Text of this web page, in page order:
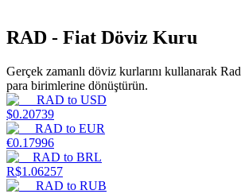
Power Piggy
Günlük rekabetçi ödüller kazanın
RAD - Fiat Döviz Kuru
Gerçek zamanlı döviz kurlarını kullanarak
para birimlerine dönüştürün.
RAD to USD
$0.20739
RAD to EUR
€0.17996
RAD to BRL
R$1.06257
RAD to RUB